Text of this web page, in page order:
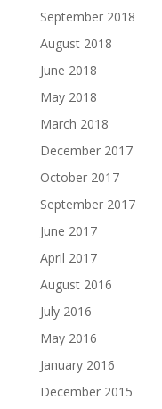
September 2018
August 2018
June 2018
May 2018
March 2018
December 2017
October 2017
September 2017
June 2017
April 2017
August 2016
July 2016
May 2016
January 2016
December 2015